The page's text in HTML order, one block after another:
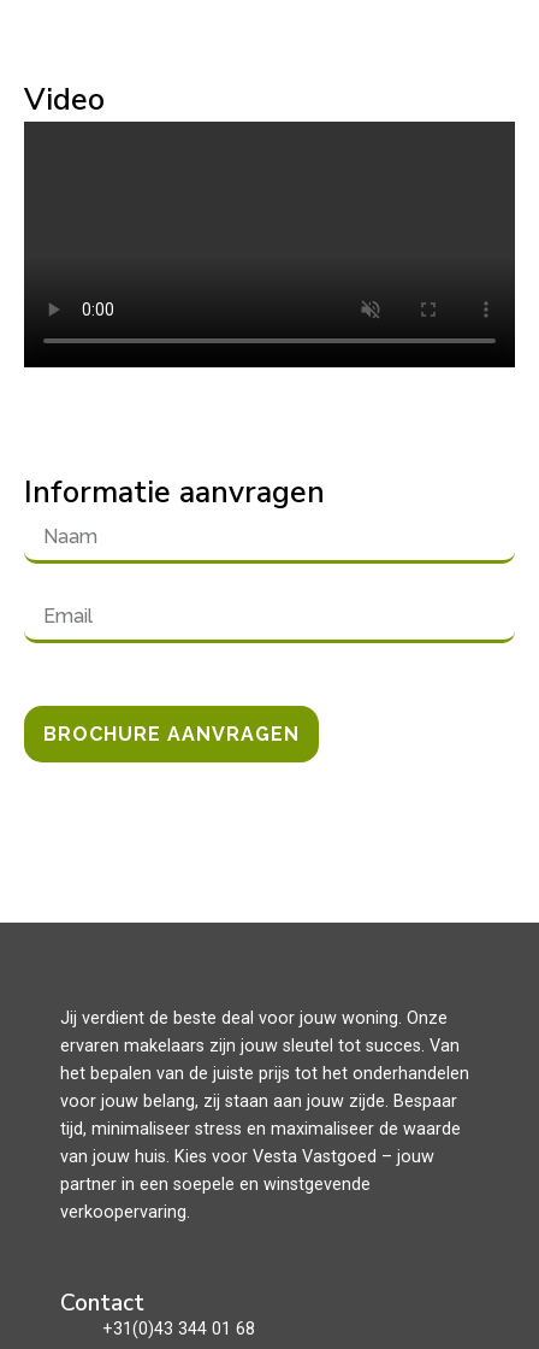
Video
Informatie aanvragen
BROCHURE AANVRAGEN
Jij verdient de beste deal voor jouw woning. Onze
ervaren makelaars zijn jouw sleutel tot succes. Van
het bepalen van de juiste prijs tot het onderhandelen
voor jouw belang, zij staan aan jouw zijde. Bespaar
tijd, minimaliseer stress en maximaliseer de waarde
van jouw huis. Kies voor Vesta Vastgoed – jouw
partner in een soepele en winstgevende
verkoopervaring.
Contact
+31(0)43 344 01 68